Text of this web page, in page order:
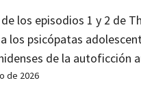
los episodios 1 y 2 de
los psicópatas
de la autoficción
de 2026